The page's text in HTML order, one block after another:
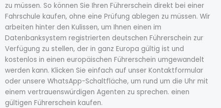
zu müssen. So können Sie Ihren Führerschein direkt bei einer
Fahrschule kaufen, ohne eine Prüfung ablegen zu müssen. Wir
arbeiten hinter den Kulissen, um Ihnen einen im
Datenbanksystem registrierten deutschen Führerschein zur
Verfügung zu stellen, der in ganz Europa gültig ist und
kostenlos in einen europäischen Führerschein umgewandelt
werden kann. Klicken Sie einfach auf unser Kontaktformular
oder unsere WhatsApp-Schaltfläche, um rund um die Uhr mit
einem vertrauenswürdigen Agenten zu sprechen. einen
gültigen Führerschein kaufen.